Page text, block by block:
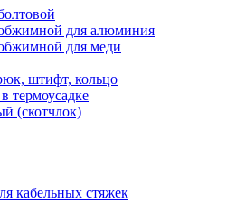
для алюминия
для меди
штифт, кольцо
термоусадке
(скотчлок)
кабельных стяжек